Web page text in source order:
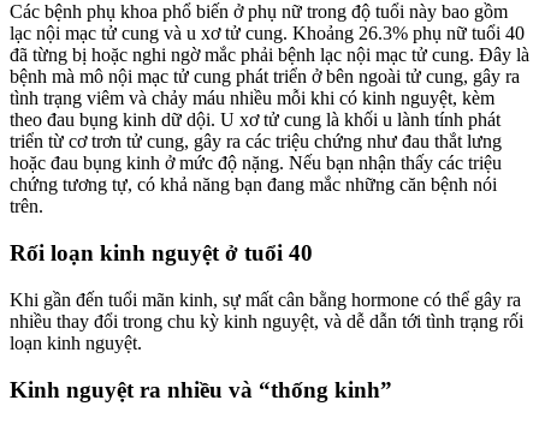
Các bệnh phụ khoa phổ biến ở phụ nữ trong độ tuổi này bao gồm
lạc nội mạc tử cung và u xơ tử cung. Khoảng 26.3% phụ nữ tuổi 40
đã từng bị hoặc nghi ngờ mắc phải bệnh lạc nội mạc tử cung. Đây là
bệnh mà mô nội mạc tử cung phát triển ở bên ngoài tử cung, gây ra
tình trạng viêm và chảy máu nhiều mỗi khi có kinh nguyệt, kèm
theo đau bụng kinh dữ dội. U xơ tử cung là khối u lành tính phát
triển từ cơ trơn tử cung, gây ra các triệu chứng như đau thắt lưng
hoặc đau bụng kinh ở mức độ nặng. Nếu bạn nhận thấy các triệu
chứng tương tự, có khả năng bạn đang mắc những căn bệnh nói
trên.
Rối loạn kinh nguyệt ở tuổi 40
Khi gần đến tuổi mãn kinh, sự mất cân bằng hormone có thể gây ra
nhiều thay đổi trong chu kỳ kinh nguyệt, và dễ dẫn tới tình trạng rối
loạn kinh nguyệt.
Kinh nguyệt ra nhiều và “thống kinh”